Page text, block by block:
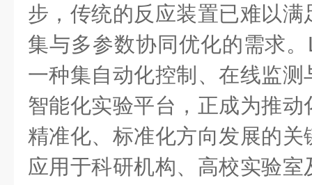
步，传统的反应装置已难以
集与多参数协同优化的需求
一种集自动化控制、在线监
智能化实验平台，正成为推
精准化、标准化方向发展的
应用于科研机构、高校实验